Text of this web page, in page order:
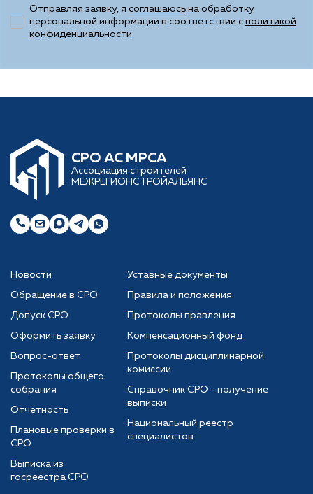
Отправляя заявку, я соглашаюсь на обработку
персональной информации в соответствии с политикой
конфиденциальности
CРО АС МРСА
Ассоциация строителей
МЕЖРЕГИОНСТРОЙАЛЬЯНС
Новости
Обращение в СРО
Допуск СРО
Оформить заявку
Вопрос-ответ
Уставные документы
Правила и положения
Протоколы правления
Компенсационный фонд
Протоколы дисциплинарной
комиссии
Протоколы общего
собрания
Отчетность
Плановые проверки в
СРО
Выписка из
госреестра СРО
Справочник СРО - получение
выписки
Национальный реестр
специалистов